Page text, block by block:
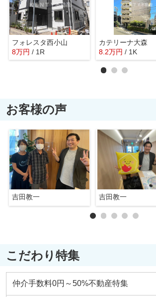
フォレスタ西小山
8万円 / 1R
カテリーナ大森
8.2万円 / 1K
お客様の声
吉田教一 吉田教一
こだわり特集
仲介手数料0円～50%不動産特集